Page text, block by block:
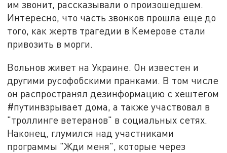
им звонит, рассказывали о произошедшем.
Интересно, что часть звонков прошла еще до
того, как жертв трагедии в Кемерове стали
привозить в морги.
Вольнов живет на Украине. Он известен и
другими русофобскими пранками. В том числе
он распространял дезинформацию с хештегом
#путинвзрывает дома, а также участвовал в
"троллинге ветеранов" в социальных сетях.
Наконец, глумился над участниками
программы "Жди меня", которые через